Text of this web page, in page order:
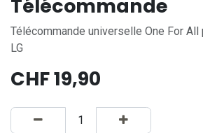
Télécommande
Télécommande universelle One For
LG
CHF19,90